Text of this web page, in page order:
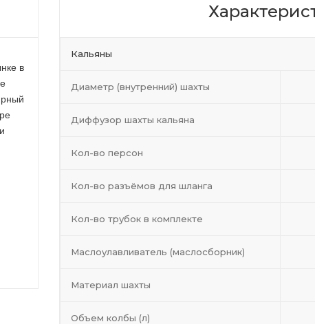
в
Кальяны
Диаметр (внутренний) шахты
Диффузор шахты кальяна
Кол-во персон
Кол-во разъёмов для шланга
Кол-во трубок в комплекте
Маслоулавливатель (маслосборник)
Материал шахты
Объем колбы (л)